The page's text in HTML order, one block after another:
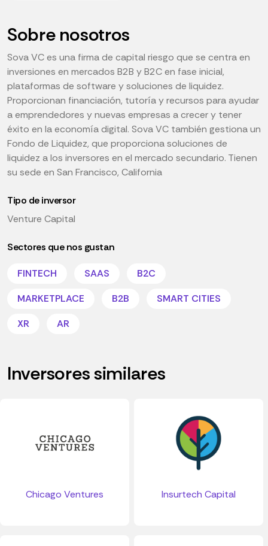
Sobre nosotros
Sova VC es una firma de capital riesgo que se centra en
inversiones en mercados B2B y B2C en fase inicial,
plataformas de software y soluciones de liquidez.
Proporcionan financiación, tutoría y recursos para ayudar
a emprendedores y nuevas empresas a crecer y tener
éxito en la economía digital. Sova VC también gestiona un
Fondo de Liquidez, que proporciona soluciones de
liquidez a los inversores en el mercado secundario. Tienen
su sede en San Francisco, California
Tipo de inversor
Venture Capital
Sectores que nos gustan
FINTECH SAAS
B2C
MARKETPLACE
B2B
SMART CITIES
XR
AR
Inversores similares
Chicago Ventures Insurtech Capital